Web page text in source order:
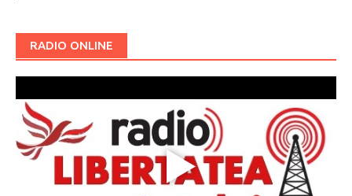
RADIO ONLINE